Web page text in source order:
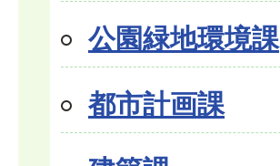
公園緑地環境課
都市計画課